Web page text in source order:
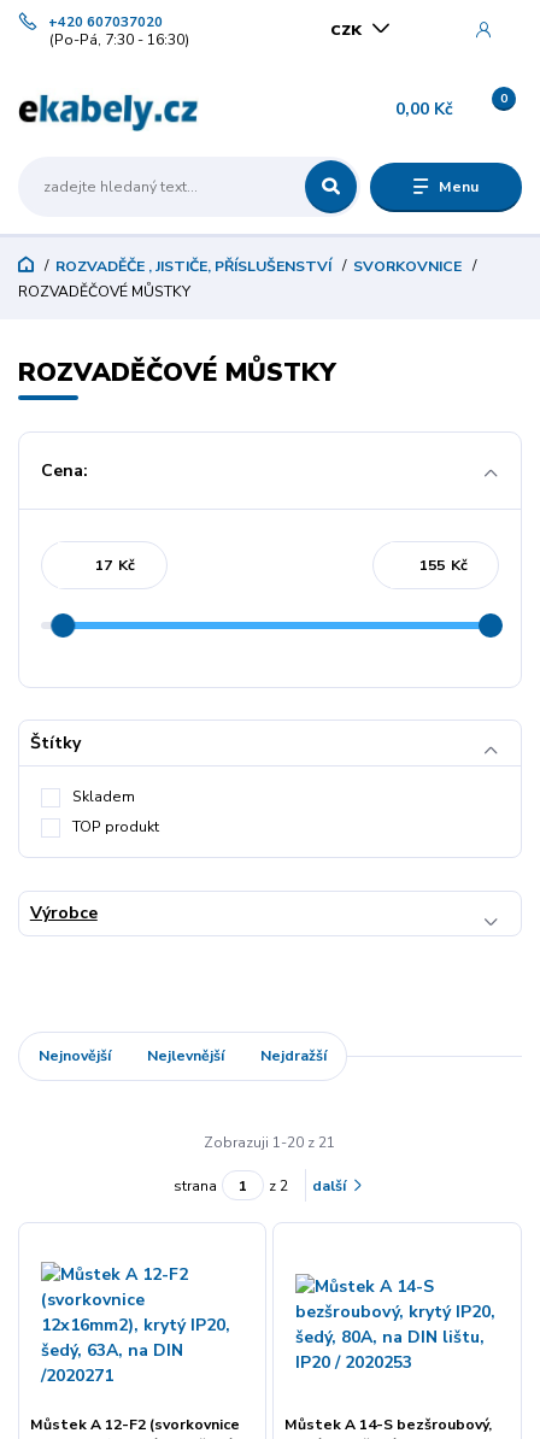
Menu
CZK
+420 607037020
(Po-Pá, 7:30 - 16:30)
0
0,00 Kč
ROZVADĚČE , JISTIČE, PŘÍSLUŠENSTVÍ
SVORKOVNICE
ROZVADĚČOVÉ MŮSTKY
ROZVADĚČOVÉ MŮSTKY
Cena:
Kč Kč
Štítky
Skladem
TOP produkt
Výrobce
Nejnovější Nejlevnější Nejdražší
Zobrazuji 1-20 z 21
strana z 2 další
Můstek A 12-F2 (svorkovnice
Můstek A 14-S bezšroubový,